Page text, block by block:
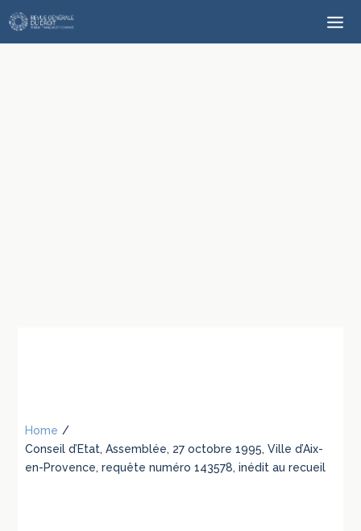
Home /
Conseil d’Etat, Assemblée, 27 octobre 1995, Ville d’Aix-
en-Provence, requête numéro 143578, inédit au recueil